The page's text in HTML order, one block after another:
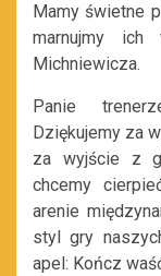
Mamy świetne
marnujmy ich
Michniewicza.
Panie
Dziękujemy za
za wyjście z
chcemy
arenie
styl gry
apel: Kończ